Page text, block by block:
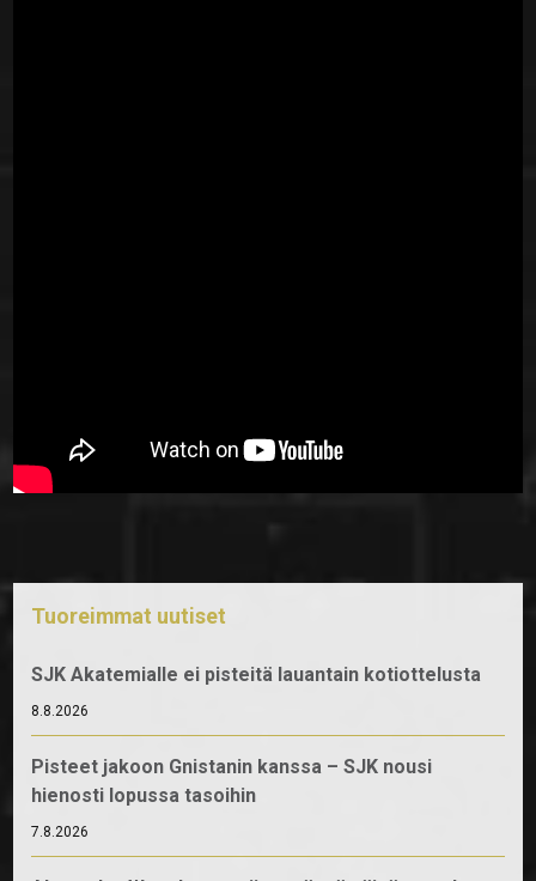
Tuoreimmat uutiset
SJK Akatemialle ei pisteitä lauantain kotiottelusta
8.8.2026
Pisteet jakoon Gnistanin kanssa – SJK nousi
hienosti lopussa tasoihin
7.8.2026